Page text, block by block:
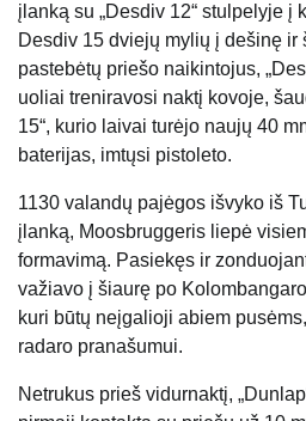
įlanką su „Desdiv 12“ stulpelyje į
Desdiv 15 dviejų mylių į dešinę ir
pastebėtų priešo naikintojus,
uoliai treniravosi naktį kovoje,
15“, kurio laivai turėjo naujų 40
baterijas, imtųsi pistoleto.
1130 valandų pajėgos išvyko iš
įlanką, Moosbruggeris liepė
formavimą. Pasiekęs ir
važiavo į šiaurę po
kuri būtų neįgalioji abiem
radaro pranašumui.
Netrukus prieš vidurnaktį,